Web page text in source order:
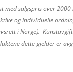
med salgspris over
og individuelle
i Norge).
dette gjelder er